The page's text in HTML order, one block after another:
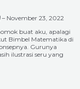
– November 23, 2022
buat aku, apalagi
Bimbel Matematika di
Gurunya
ilustrasi seru yang